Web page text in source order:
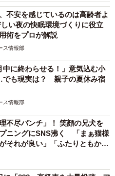
不安を感じているのは高齢者よ
い夜の快眠環境づくりに役立
術をプロが解説
ス情報部
中に終わらせる！」意気込む小
でも現実は？ 親子の夏休み宿
ス情報部
不尽パンチ」！ 笑顔の兄犬を
ニングにSNS沸く 「まぁ猫様
それが良い」「ふたりともかわ